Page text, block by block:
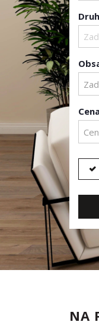
Druh
NA